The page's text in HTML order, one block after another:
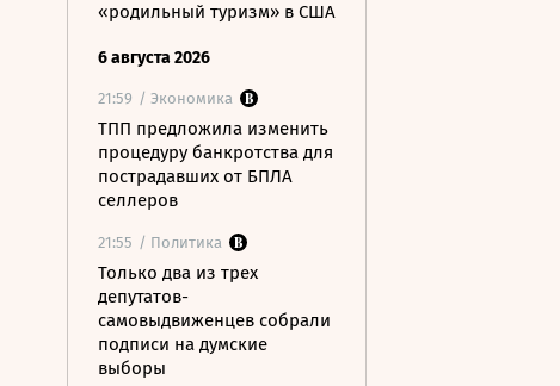
«родильный туризм» в США
6 августа 2026
21:59 / Экономика
ТПП предложила изменить
процедуру банкротства для
пострадавших от БПЛА
селлеров
21:55 / Политика
Только два из трех
депутатов-
самовыдвиженцев собрали
подписи на думские
выборы